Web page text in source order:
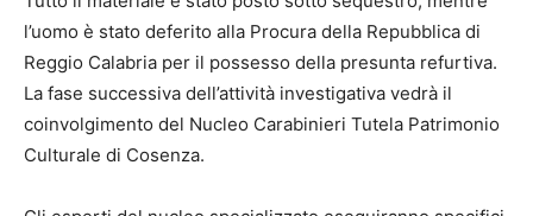
l’uomo è stato deferito alla Procura della Repubblica di
Reggio Calabria per il possesso della presunta refurtiva.
La fase successiva dell’attività investigativa vedrà il
coinvolgimento del Nucleo Carabinieri Tutela Patrimonio
Culturale di Cosenza.